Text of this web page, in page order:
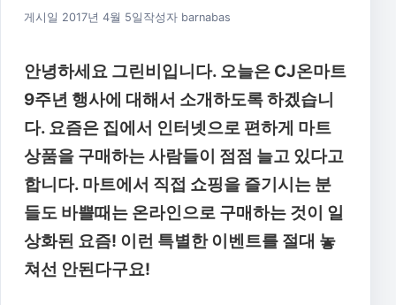
게시일 2017년 4월 5일 2017년 4월 5일
작성자 barnabas
안녕하세요 그린비입니다. 오늘은 CJ온마트
9주년 행사에 대해서 소개하도록 하겠습니
다. 요즘은 집에서 인터넷으로 편하게 마트
상품을 구매하는 사람들이 점점 늘고 있다고
합니다. 마트에서 직접 쇼핑을 즐기시는 분
들도 바쁠때는 온라인으로 구매하는 것이 일
상화된 요즘! 이런 특별한 이벤트를 절대 놓
쳐선 안된다구요!